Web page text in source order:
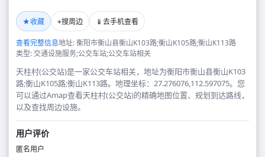
★收藏 ⌖搜周边 📱 去手机查看
查看完整信息地址: 衡阳市衡山县衡山K103路;衡山K105路;衡山K113路
类型: 交通设施服务;公交车站;公交车站相关
天柱村(公交站)是一家公交车站相关，地址为衡阳市衡山县衡山K103
路;衡山K105路;衡山K113路。地理坐标：27.276076,112.597075。您
可以通过Amap查看天柱村(公交站)的精确地图位置、规划到达路线，
以及查找周边设施。
用户评价
匿名用户